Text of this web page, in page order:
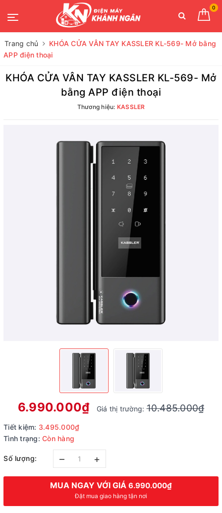
0
Trang chủ
KHÓA CỬA VÂN TAY KASSLER KL-569- Mở bằng
APP điện thoại
KHÓA CỬA VÂN TAY KASSLER KL-569- Mở
bằng APP điện thoại
Thương hiệu: KASSLER
6.990.000₫ Giá thị trường:10.485.000₫
Tiết kiệm: 3.495.000₫
Tình trạng: Còn hàng
Số lượng: – +
MUA NGAY VỚI GIÁ 6.990.000₫
Đặt mua giao hàng tận nơi